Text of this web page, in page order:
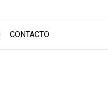
CONTACTO